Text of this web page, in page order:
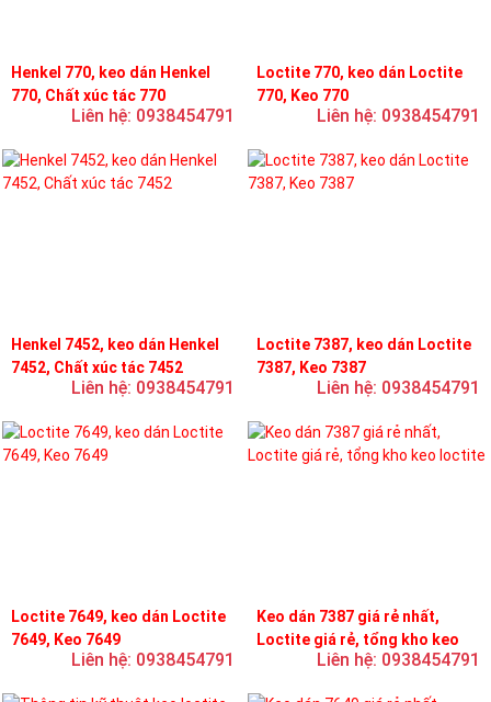
Henkel 770, keo dán Henkel
770, Chất xúc tác 770
Liên hệ: 0938454791
Loctite 770, keo dán Loctite
770, Keo 770
Liên hệ: 0938454791
Henkel 7452, keo dán Henkel
7452, Chất xúc tác 7452
Liên hệ: 0938454791
Loctite 7387, keo dán Loctite
7387, Keo 7387
Liên hệ: 0938454791
Loctite 7649, keo dán Loctite
7649, Keo 7649
Liên hệ: 0938454791
Keo dán 7387 giá rẻ nhất,
Loctite giá rẻ, tổng kho keo
Liên hệ: 0938454791